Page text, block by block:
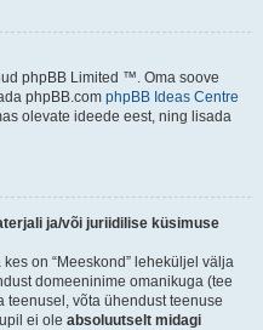
phpBB Limited ™. Oma soove
phpBB.com phpBB Ideas Centre
olevate ideede eest, ning lisada
ja/või juriidilise küsimuse
on “Meeskond” leheküljel välja
domeeninime omanikuga (tee
teenusel, võta ühendust teenuse
ei ole absoluutselt midagi